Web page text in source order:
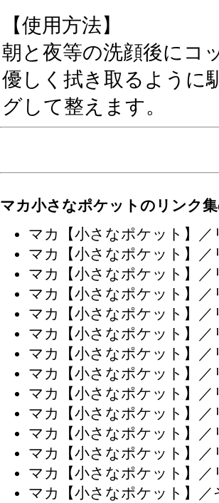
【使用方法】
朝と夜等の洗顔後にコ
優しく拭き取るように
グして整えます。
マカ小さなポケットのリンク
マカ【小さなポケット】／
マカ【小さなポケット】／
マカ【小さなポケット】／
マカ【小さなポケット】／
マカ【小さなポケット】／
マカ【小さなポケット】／
マカ【小さなポケット】／
マカ【小さなポケット】／
マカ【小さなポケット】／
マカ【小さなポケット】／
マカ【小さなポケット】／
マカ【小さなポケット】／
マカ【小さなポケット】／
マカ【小さなポケット】／